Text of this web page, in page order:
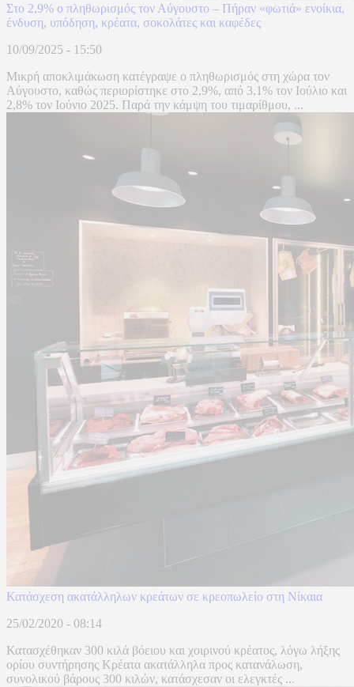
Στο 2,9% ο πληθωρισμός τον Αύγουστο – Πήραν «φωτιά» ενοίκια,
ένδυση, υπόδηση, κρέατα, σοκολάτες και καφέδες
10/09/2025 - 15:50
Μικρή αποκλιμάκωση κατέγραψε ο πληθωρισμός στη χώρα τον
Αύγουστο, καθώς περιορίστηκε στο 2,9%, από 3,1% τον Ιούλιο και
2,8% τον Ιούνιο 2025. Παρά την κάμψη του τιμαρίθμου, ...
Κατάσχεση ακατάλληλων κρεάτων σε κρεοπωλείο στη Νίκαια
25/02/2020 - 08:14
Κατασχέθηκαν 300 κιλά βόειου και χοιρινού κρέατος, λόγω λήξης
ορίου συντήρησης Κρέατα ακατάλληλα προς κατανάλωση,
συνολικού βάρους 300 κιλών, κατάσχεσαν οι ελεγκτές ...